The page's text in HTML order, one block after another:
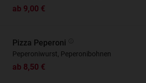
ab 9,00 €
Pizza Peperoni
Peperoniwurst, Peperonibohnen
ab 8,50 €